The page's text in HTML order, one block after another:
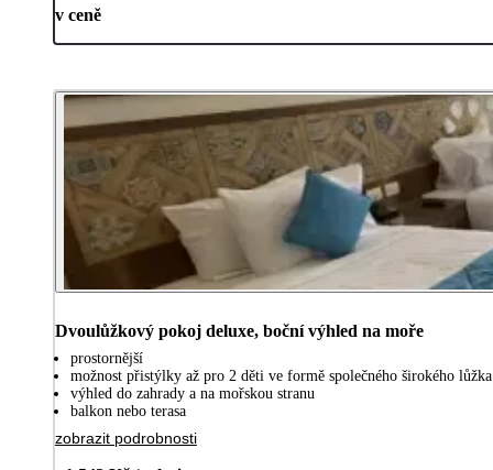
v ceně
Dvoulůžkový pokoj deluxe, boční výhled na moře
prostornější
možnost přistýlky až pro 2 děti ve formě společného širokého lůžka
výhled do zahrady a na mořskou stranu
balkon nebo terasa
zobrazit podrobnosti